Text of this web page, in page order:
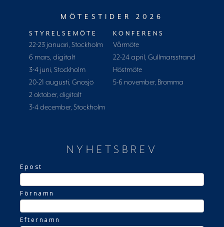
MÖTESTIDER 2026
STYRELSEMÖTE
22-23 januari, Stockholm
6 mars, digitalt
3-4 juni, Stockholm
20-21 augusti, Gnosjö
2 oktober, digitalt
3-4 december, Stockholm
KONFERENS
Vårmöte
22-24 april, Gullmarsstrand
Höstmöte
5-6 november, Bromma
NYHETSBREV
Epost
Förnamn
Efternamn